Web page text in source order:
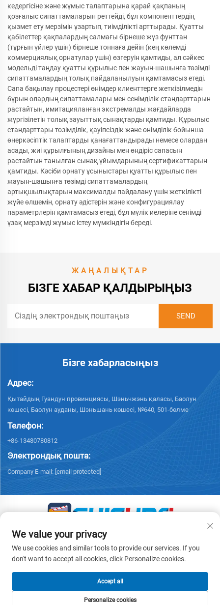
кедергісіне және жұмыс талаптарына қарай қақпаның
қозғалыс сипаттамаларын реттейді, бұл компоненттердің
қызмет ету мерзімін ұзартып, тиімділікті арттырады. Қуатты
қабілеттер қақпалардың салмағы бірнеше жүз фунттан
(тұрғын үйлер үшін) бірнеше тоннаға дейін (кең көлемді
коммерциялық орнатулар үшін) өзгеруін қамтиды, ал сәйкес
модельді таңдау қуатты құрылыс пен жауын-шашынға төзімді
сипаттамалардың толық пайдаланылуын қамтамасыз етеді.
Сапа бақылау процестері өнімдер клиенттерге жеткізілмедін
бұрын олардың сипаттамалары мен сенімділік стандарттарын
растайтын, имитацияланған экстремалды жағдайларда
жүргізілетін толық зауыттық сынақтарды қамтиды. Құрылыс
стандарттары төзімділік, қауіпсіздік және өнімділік бойынша
өнеркәсіптік талаптарды қанағаттандырады немесе олардан
асады, жиі құрылғының дизайны мен өндіріс сапасын
растайтын танылған сынақ ұйымдарының сертификаттарын
қамтиды. Кәсіби орнату ұсыныстары қуатты құрылыс пен
жауын-шашынға төзімді сипаттамалардың
артықшылықтарын максималды пайдалану үшін жеткілікті
жүйе өлшемін, орнату әдістерін және конфигурациялау
параметрлерін қамтамасыз етеді, бұл мүлік иелеріне сенімді
ұзақ мерзімді жұмыс істеу мүмкіндігін береді.
ЖАҢАЛЫҚТАР
БІЗГЕ ХАБАР ҚАЛДЫРЫҢЫЗ
Бізге хабарласыңыз
Адрес:
Қытайдың Гуандун провинциясы, Шэньчжэнь қаласы, Баолун
көшесі, Баолун ауданы, Шэньшань көшесі, №640, 501-бөлме
Телефон:
+86-13480780812
Электрондық пошта:
Company E-mail: [email protected]
© 2026 «Чисун Интеллидженс Текнолоджи (Шэньчжэнь) Ко.,
Лимитед» барлық құқықтар қорғалған. -Жеке деректерді қорғау
саясаты
We value your privacy
We use cookies and similar tools to provide our services. If you
don't want to accept all cookies, click Personalize cookies.
Personalize cookies
Accept all